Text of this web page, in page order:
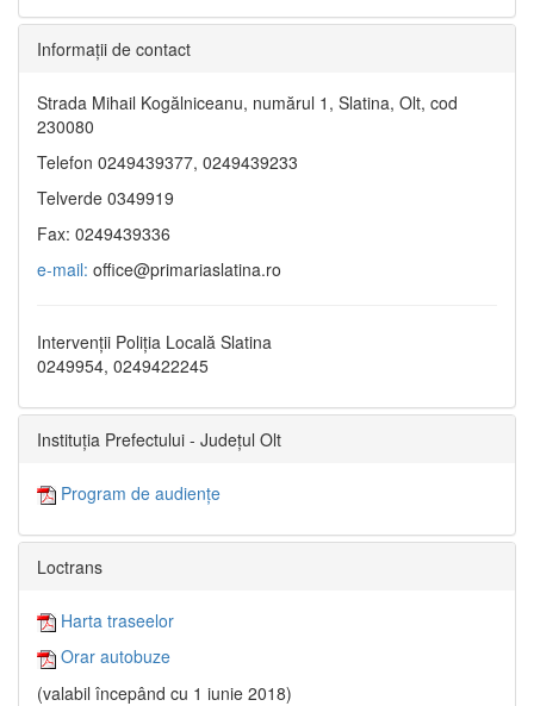
Informaţii de contact
Strada Mihail Kogălniceanu, numărul 1, Slatina, Olt, cod
230080
Telefon 0249439377, 0249439233
Telverde 0349919
Fax: 0249439336
e-mail: office@primariaslatina.ro
Intervenții Poliția Locală Slatina
0249954, 0249422245
Instituția Prefectului - Județul Olt
Program de audiențe
Loctrans
Harta traseelor
Orar autobuze
(valabil începând cu 1 iunie 2018)